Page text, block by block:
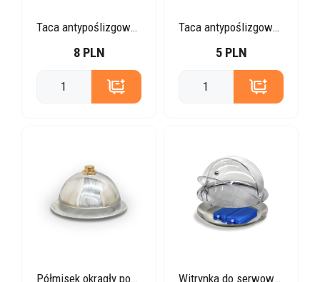
Taca antypoślizgowa prostokątna
8 PLN
Taca antypoślizgowa okrągła
5 PLN
Półmisek okrągły pod talerz z pokrywką Witrynka do serwowania